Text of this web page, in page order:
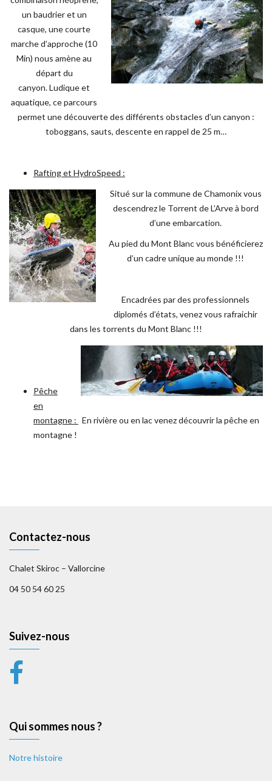
un baudrier et un
casque, une courte
marche d’approche (10
Min) nous amène au
départ du
canyon. Ludique et
aquatique, ce parcours
permet une découverte des différents obstacles d’un canyon :
toboggans, sauts, descente en rappel de 25 m…
Rafting et HydroSpeed :
Situé sur la commune de Chamonix vous
descendrez le Torrent de L’Arve à bord
d’une embarcation.
Au pied du Mont Blanc vous bénéficierez
d’un cadre unique au monde !!!
Encadrées par des professionnels
diplomés d’états, venez vous rafraichir
dans les torrents du Mont Blanc !!!
Pêche
en
montagne : En rivière ou en lac venez découvrir la pêche en
montagne !
Contactez-nous
Chalet Skiroc – Vallorcine
04 50 54 60 25
Suivez-nous
Qui sommes nous ?
Notre histoire